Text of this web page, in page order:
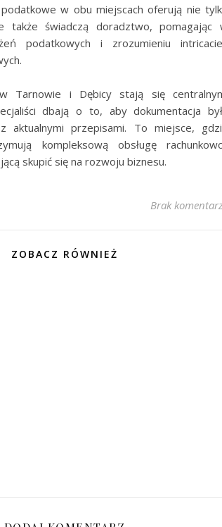
w obu miejscach oferują nie
także świadczą doradztwo, pomagając
podatkowych i zrozumieniu
Tarnowie i Dębicy stają się
dbają o to, aby dokumentacja
aktualnymi przepisami. To miejsce,
kompleksową obsługę
skupić się na rozwoju biznesu.
Brak
ZOBACZ RÓWNIEŻ